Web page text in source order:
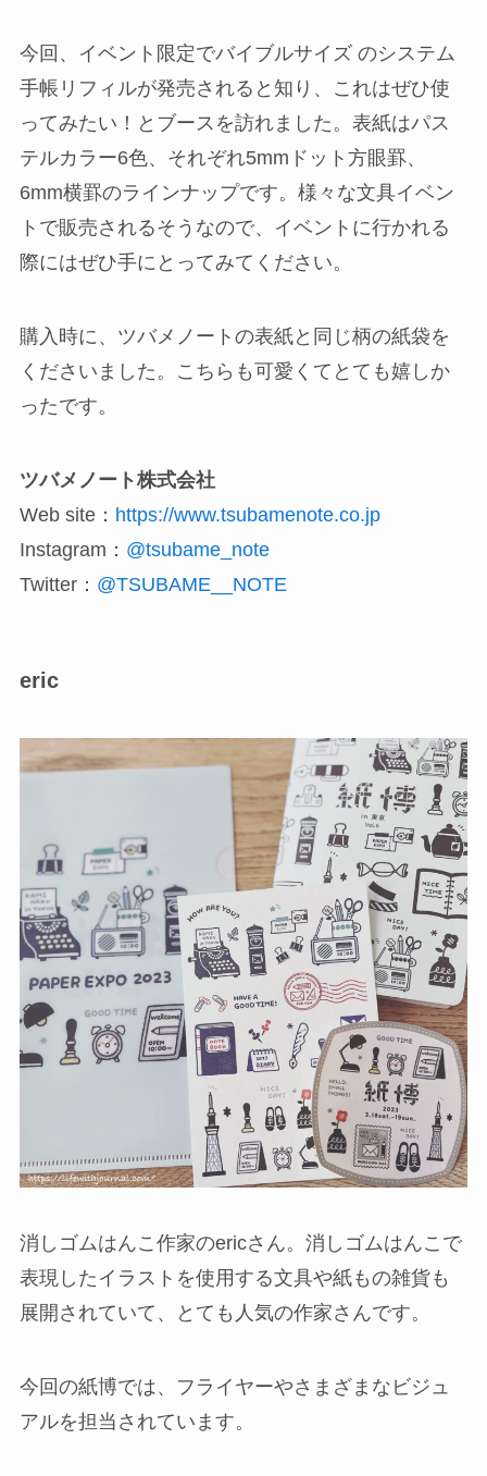
今回、イベント限定でバイブルサイズ のシステム
手帳リフィルが発売されると知り、これはぜひ使
ってみたい！とブースを訪れました。表紙はパス
テルカラー6色、それぞれ5mmドット方眼罫、
6mm横罫のラインナップです。様々な文具イベン
トで販売されるそうなので、イベントに行かれる
際にはぜひ手にとってみてください。
購入時に、ツバメノートの表紙と同じ柄の紙袋を
くださいました。こちらも可愛くてとても嬉しか
ったです。
ツバメノート株式会社
Web site： https://www.tsubamenote.co.jp
Instagram： @tsubame_note
Twitter： @TSUBAME__NOTE
eric
消しゴムはんこ作家のericさん。消しゴムはんこで
表現したイラストを使用する文具や紙もの雑貨も
展開されていて、とても人気の作家さんです。
今回の紙博では、フライヤーやさまざまなビジュ
アルを担当されています。